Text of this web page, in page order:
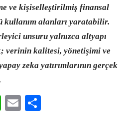
ve kişiselleştirilmiş finansal
kullanım alanları yaratabilir.
unsuru yalnızca altyapı
verinin kalitesi, yönetişimi ve
zeka yatırımlarının gerçek
WhatsApp
Email